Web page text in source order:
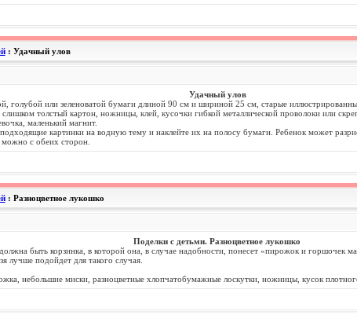
: Удачный улов
Удачный улов
голубой или зеленоватой бумаги длиной 90 см и шириной 25 см, старые
толстый картон, ножницы, клей, кусочки гибкой металлической проволоки или
маленький магнит.
картинки на водную тему и наклейте их на полосу бумаги. Ребенок может
можно с обеих сторон.
: Разноцветное лукошко
Поделки с детьми. Разноцветное лукошко
быть корзинка, в которой она, в случае надобности, понесет «пирожок и горшочек
лучше подойдет для такого случая.
небольшие миски, разноцветные хлопчатобумажные лоскутки, ножницы, кусок